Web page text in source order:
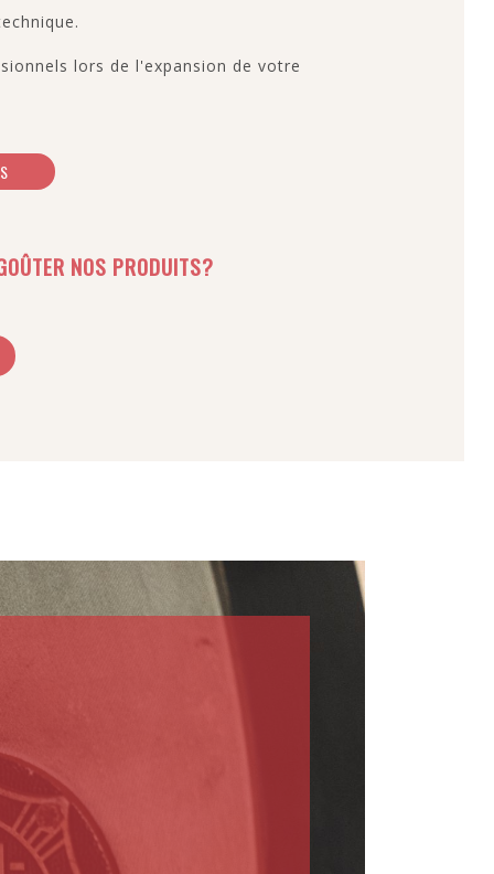
lors de l'expansion de votre
NOS PRODUITS?